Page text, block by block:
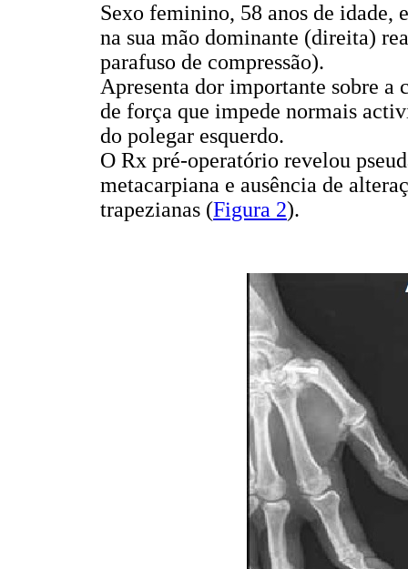
Sexo feminino, 58 anos de idade,
na sua mão dominante (direita)
parafuso de compressão).
Apresenta dor importante sobre a
de força que impede normais
do polegar esquerdo.
O Rx pré-operatório revelou
metacarpiana e ausência de
trapezianas (Figura 2).